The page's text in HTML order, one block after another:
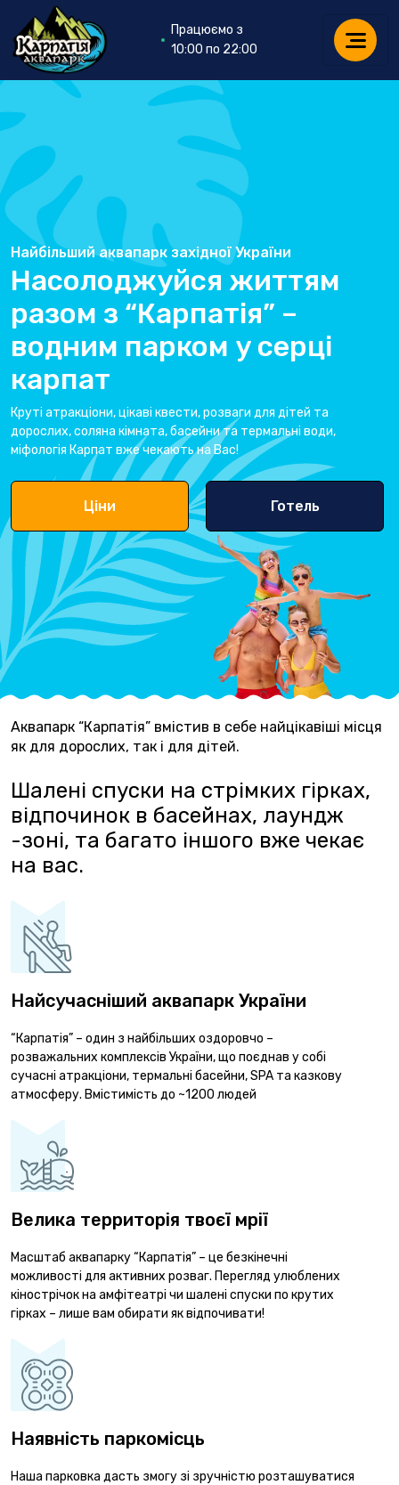
Працюємо з
10:00 по 22:00
Найбільший аквапарк західної України
Насолоджуйся життям
разом з “Карпатія” –
водним парком у серці
карпат
Круті атракціони, цікаві квести, розваги для дітей та
дорослих, соляна кімната, басейни та термальні води,
міфологія Карпат вже чекають на Вас!
Ціни Готель
Аквапарк “Карпатія” вмістив в себе найцікавіші місця
як для дорослих, так і для дітей.
Шалені спуски на стрімких гірках,
відпочинок в басейнах, лаундж
-зоні, та багато іншого вже чекає
на вас.
Найсучасніший аквапарк України
“Карпатія” – один з найбільших оздоровчо –
розважальних комплексів України, що поєднав у собі
сучасні атракціони, термальні басейни, SPA та казкову
атмосферу. Вмістимість до ~1200 людей
Велика территорія твоєї мрії
Масштаб аквапарку “Карпатія” – це безкінечні
можливості для активних розваг. Перегляд улюблених
кінострічок на амфітеатрі чи шалені спуски по крутих
гірках – лише вам обирати як відпочивати!
Наявність паркомісць
Наша парковка дасть змогу зі зручністю розташуватися